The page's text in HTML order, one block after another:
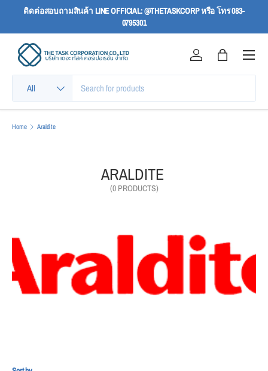
ติดต่อสอบถามสินค้า LINE OFFICIAL: @THETASKCORP หรือ โทร 083-
0795301
All
Log in Bag
Menu
Home Araldite
ARALDITE
(0 PRODUCTS)